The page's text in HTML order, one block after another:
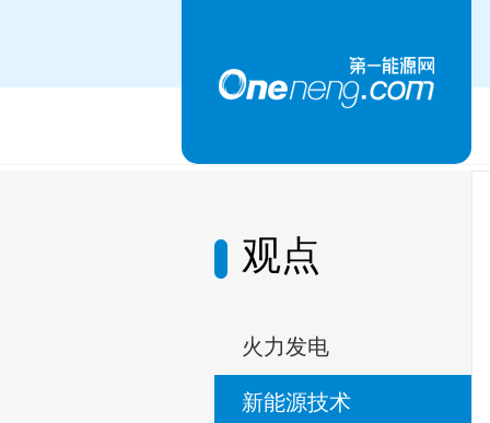
观点
火力发电
新能源技术